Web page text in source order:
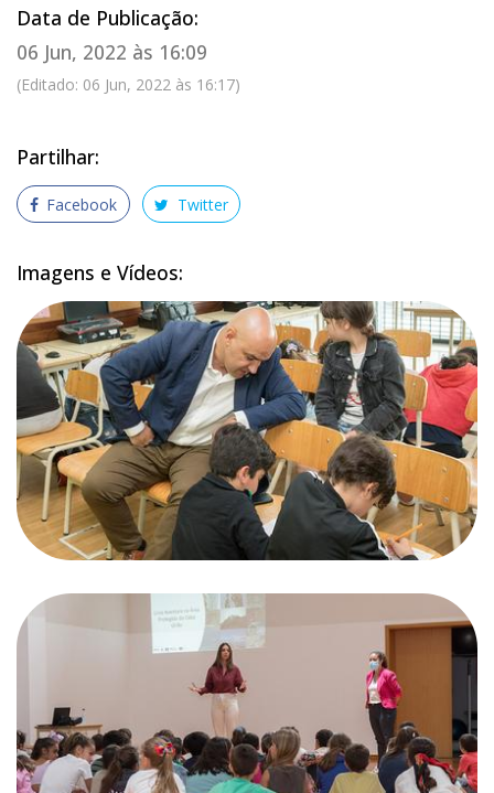
Data de Publicação:
06 Jun, 2022 às 16:09
(Editado: 06 Jun, 2022 às 16:17)
Partilhar:
Facebook Twitter
Imagens e Vídeos: